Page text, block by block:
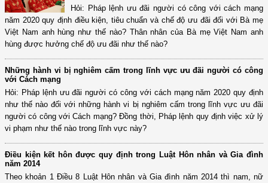
Hỏi: Pháp lệnh ưu đãi người có công với cách mạng
năm 2020 quy định điều kiện, tiêu chuẩn và chế độ ưu đãi đối với Bà mẹ
Việt Nam anh hùng như thế nào? Thân nhân của Bà mẹ Việt Nam anh
hùng được hưởng chế độ ưu đãi như thế nào?
Những hành vi bị nghiêm cấm trong lĩnh vực ưu đãi người có công
với Cách mạng
Hỏi: Pháp lệnh ưu đãi người có công với cách mạng năm 2020 quy định
như thế nào đối với những hành vi bị nghiêm cấm trong lĩnh vực ưu đãi
người có công với Cách mạng? Đồng thời, Pháp lệnh quy định việc xử lý
vi phạm như thế nào trong lĩnh vực này?
Điều kiện kết hôn được quy định trong Luật Hôn nhân và Gia đình
năm 2014
Theo khoản 1 Điều 8 Luật Hôn nhân và Gia đình năm 2014 thì nam, nữ